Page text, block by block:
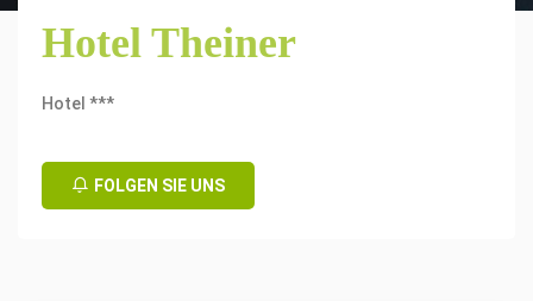
Hotel Theiner
Hotel ***
FOLGEN SIE UNS